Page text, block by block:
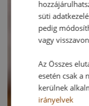
süti
pedig
vagy
Az Összes
esetén csak a
kerülnek
irányelvek